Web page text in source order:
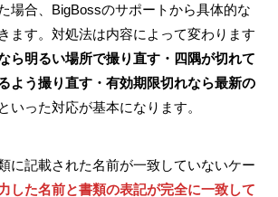
場合、BigBossのサポートから具体的な
ます。対処法は内容によって変わります
ら明るい場所で撮り直す・四隅が切れて
よう撮り直す・有効期限切れなら最新の
といった対応が基本になります。
に記載された名前が一致していないケー
した名前と書類の表記が完全に一致して